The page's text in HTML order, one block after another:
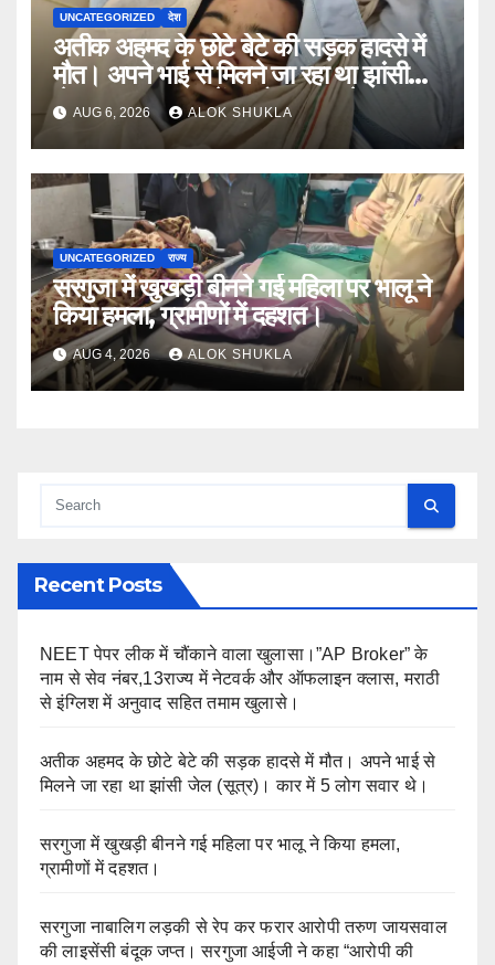
UNCATEGORIZED देश
अतीक अहमद के छोटे बेटे की सड़क हादसे में
मौत। अपने भाई से मिलने जा रहा था झांसी
जेल (सूत्र)। कार में 5 लोग सवार थे।
AUG 6, 2026 ALOK SHUKLA
UNCATEGORIZED राज्य
सरगुजा में खुखड़ी बीनने गई महिला पर भालू ने
किया हमला, ग्रामीणों में दहशत।
AUG 4, 2026 ALOK SHUKLA
Recent Posts
NEET पेपर लीक में चौंकाने वाला खुलासा।”AP Broker” के
नाम से सेव नंबर,13राज्य में नेटवर्क और ऑफलाइन क्लास, मराठी
से इंग्लिश में अनुवाद सहित तमाम खुलासे।
अतीक अहमद के छोटे बेटे की सड़क हादसे में मौत। अपने भाई से
मिलने जा रहा था झांसी जेल (सूत्र)। कार में 5 लोग सवार थे।
सरगुजा में खुखड़ी बीनने गई महिला पर भालू ने किया हमला,
ग्रामीणों में दहशत।
सरगुजा नाबालिग लड़की से रेप कर फरार आरोपी तरुण जायसवाल
की लाइसेंसी बंदूक जप्त। सरगुजा आईजी ने कहा “आरोपी की